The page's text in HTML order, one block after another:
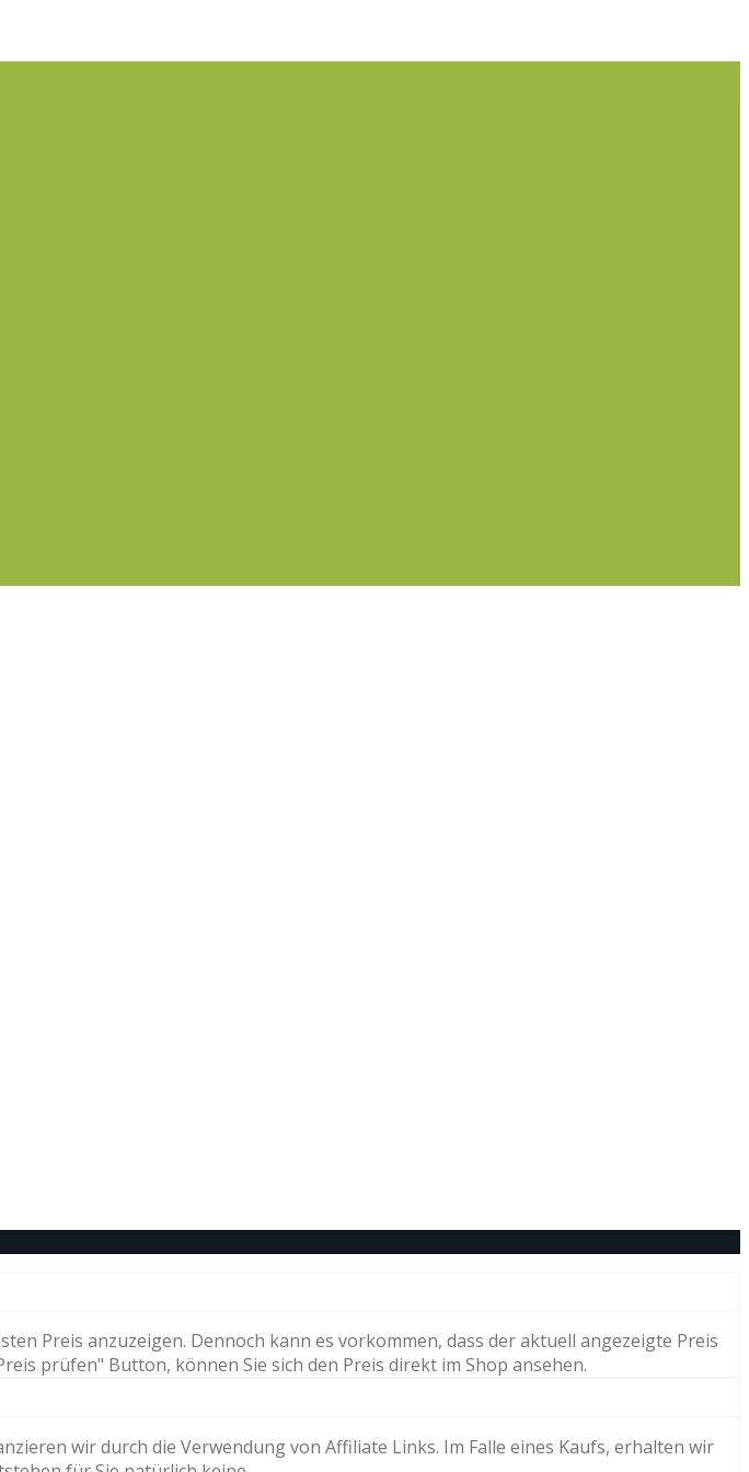
Preis anzuzeigen. Dennoch kann es vorkommen, dass der aktuell angezeigte Preis
prüfen" Button, können Sie sich den Preis direkt im Shop ansehen.
wir durch die Verwendung von Affiliate Links. Im Falle eines Kaufs, erhalten wir